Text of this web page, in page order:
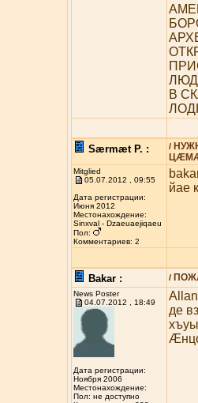
В
Særmæt P. : /
Mitglied
05.07.2012 , 09:55
Дата регистрации:
Июня 2012
Местонахождение:
Sinxval - Dzaeuaejiqaeu
Пол:
Комментариев: 2
йае
Bakar : /
News Poster
04.07.2012 , 18:49
Дата регистрации:
Ноября 2006
Местонахождение:
Пол: не доступно
де